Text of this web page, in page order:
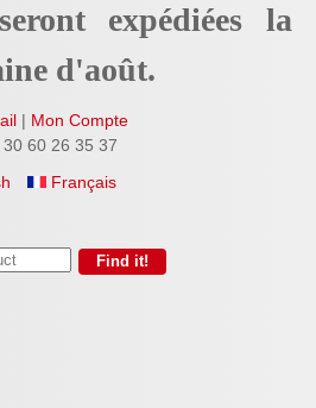
expédiées la
d'août.
| Mon Compte
60 26 35 37
Français